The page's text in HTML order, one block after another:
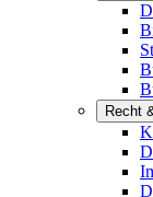
Recht